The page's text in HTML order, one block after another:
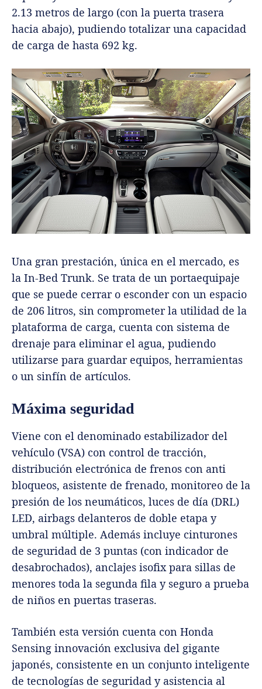
2.13 metros de largo (con la puerta trasera
hacia abajo), pudiendo totalizar una capacidad
de carga de hasta 692 kg.
Una gran prestación, única en el mercado, es
la In-Bed Trunk. Se trata de un portaequipaje
que se puede cerrar o esconder con un espacio
de 206 litros, sin comprometer la utilidad de la
plataforma de carga, cuenta con sistema de
drenaje para eliminar el agua, pudiendo
utilizarse para guardar equipos, herramientas
o un sinfín de artículos.
Máxima seguridad
Viene con el denominado estabilizador del
vehículo (VSA) con control de tracción,
distribución electrónica de frenos con anti
bloqueos, asistente de frenado, monitoreo de la
presión de los neumáticos, luces de día (DRL)
LED, airbags delanteros de doble etapa y
umbral múltiple. Además incluye cinturones
de seguridad de 3 puntas (con indicador de
desabrochados), anclajes isofix para sillas de
menores toda la segunda fila y seguro a prueba
de niños en puertas traseras.
También esta versión cuenta con Honda
Sensing innovación exclusiva del gigante
japonés, consistente en un conjunto inteligente
de tecnologías de seguridad y asistencia al